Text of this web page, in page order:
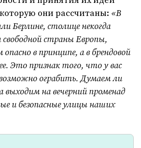
они рассчитаны: «В
Берлине, столице некогда
страны Европы,
опасно в принципе, а в брендовой
Это признак того, что у вас
возможно ограбить. Думаем ли
на вечерний променад
и безопасные улицы наших